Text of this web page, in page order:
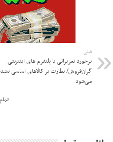
قبلی
برخورد تعزیراتی با پلتفرم های اینترنتی
گران‌فروش/ نظارت بر کالاهای اساسی
می‌شود